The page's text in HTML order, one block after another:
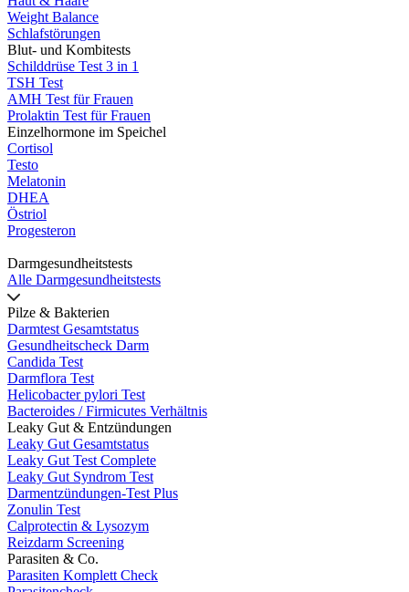
Weight Balance
Schlafstörungen
Blut- und Kombitests
Schilddrüse Test 3 in 1
TSH Test
AMH Test für Frauen
Prolaktin Test für Frauen
Einzelhormone im Speichel
Cortisol
Testo
Melatonin
DHEA
Östriol
Progesteron
Darmgesundheitstests
Alle Darmgesundheitstests
Pilze & Bakterien
Darmtest Gesamtstatus
Gesundheitscheck Darm
Candida Test
Darmflora Test
Helicobacter pylori Test
Bacteroides / Firmicutes Verhältnis
Leaky Gut & Entzündungen
Leaky Gut Gesamtstatus
Leaky Gut Test Complete
Leaky Gut Syndrom Test
Darmentzündungen-Test Plus
Zonulin Test
Calprotectin & Lysozym
Reizdarm Screening
Parasiten & Co.
Parasiten Komplett Check